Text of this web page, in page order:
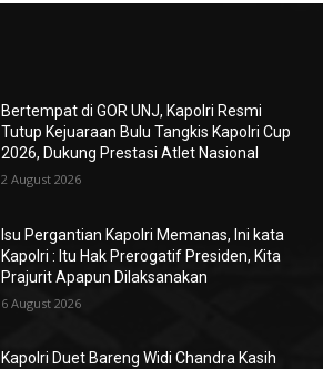
Bertempat di GOR UNJ, Kapolri Resmi
Tutup Kejuaraan Bulu Tangkis Kapolri Cup
2026, Dukung Prestasi Atlet Nasional
2 August 2026
Isu Pergantian Kapolri Memanas, Ini kata
Kapolri : Itu Hak Prerogatif Presiden, Kita
Prajurit Apapun Dilaksanakan
6 August 2026
Kapolri Duet Bareng Widi Chandra Kasih